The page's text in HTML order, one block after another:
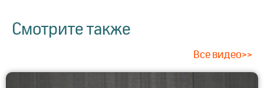
Смотрите также
Все видео>>